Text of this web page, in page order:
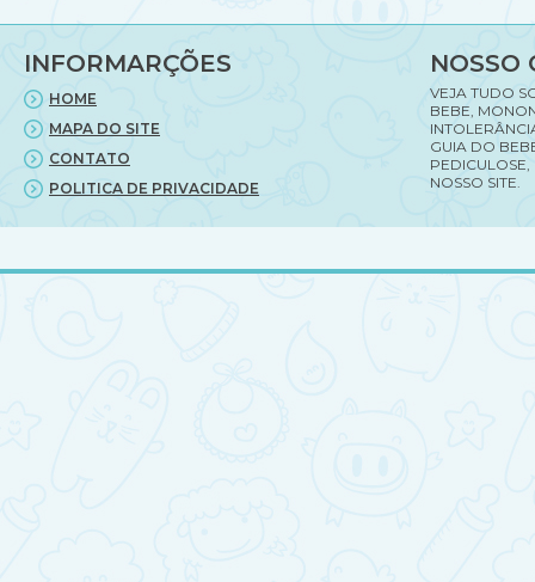
INFORMARÇÕES
HOME
MAPA DO SITE
CONTATO
POLITICA DE PRIVACIDADE
NOSSO
VEJA TUDO
BEBE,
GUIA DO
PEDICULOSE,
NOSSO SITE.